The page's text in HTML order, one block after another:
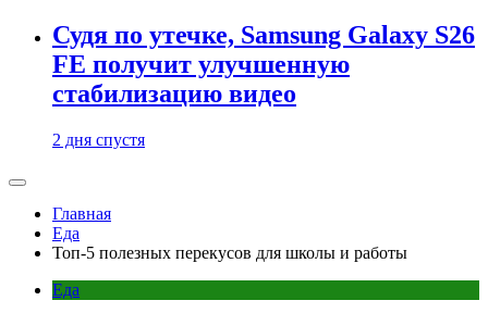
Судя по утечке, Samsung Galaxy S26
FE получит улучшенную
стабилизацию видео
2 дня спустя
Главная
Еда
Топ-5 полезных перекусов для школы и работы
Еда